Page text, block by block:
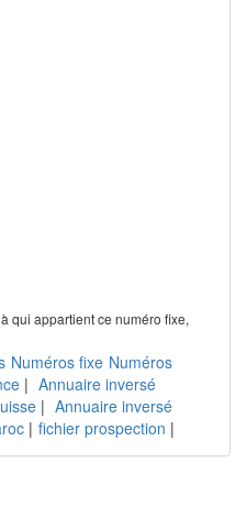
qui appartient ce numéro fixe,
Numéros fixe Numéros
| Annuaire inversé
| Annuaire inversé
| fichier prospection |